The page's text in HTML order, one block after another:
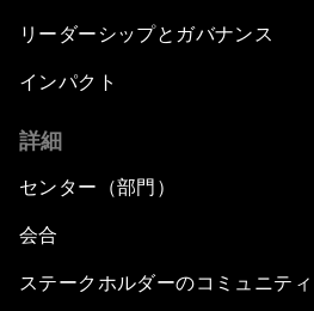
リーダーシップとガバナンス
インパクト
詳細
センター（部門）
会合
ステークホルダーのコミュニティ